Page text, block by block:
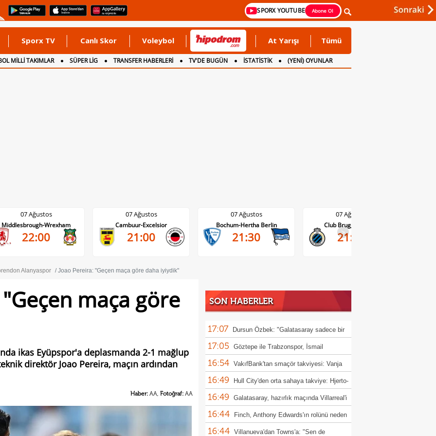
SPORX YOUTUBE Abone Ol
Sporx TV Canlı Skor Voleybol At Yarışı Tümü
MİLLİ TAKIMLAR SÜPER LİG TRANSFER HABERLERİ TV'DE BUGÜN İSTATİSTİK
(YENİ) OYUNLAR
07 Ağustos
Cambuur-Excelsior
21:00
07 Ağustos
Bochum-Hertha Berlin
21:30
07 Ağustos
Club Brugge-Kortrijk
21:45
07 Ağustos
Altach-WSG Tirol
20:30
>
Alanyaspor Joao Pereira: "Geçen maça göre daha iyiydik"
maça göre
ikas Eyüpspor'a deplasmanda 2-1 mağlup
direktör Joao Pereira, maçın ardından
Haber: AA, Fotoğraf: AA
SON HABERLER
17:07 Dursun Özbek: "Galatasaray sadece bir
spor kulübü değil"
17:05 Göztepe ile Trabzonspor, İsmail
Köybaşı'nın jübilesi için sahada
16:54 VakıfBank'tan smaçör takviyesi: Vanja
Ivanovic kadroya katıldı
16:49 Hull City'den orta sahaya takviye: Hjerto-
Dahl imzayı attı
16:49 Galatasaray, hazırlık maçında Villarreal'i
konuk edecek
16:44 Finch, Anthony Edwards'ın rolünü neden
değiştirdiğini açıkladı
16:44 Villanueva'dan Towns'a: "Sen de